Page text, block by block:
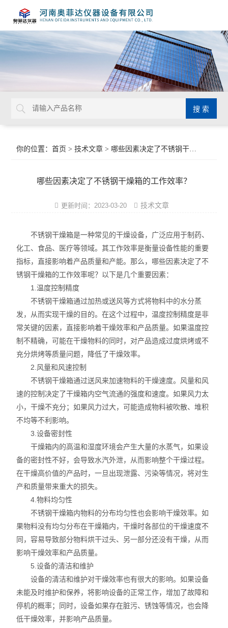
你的位置：首页 >技术文章 > 哪些因素决定了不锈钢干燥箱的工作效率？
哪些因素决定了不锈钢干燥箱的工作效率？
更新时间：2023-03-20 技术文章
不锈钢干燥箱是一种常见的干燥设备，广泛应用于制药、
化工、食品、医疗等领域。其工作效率是衡量设备性能的重要
指标，直接影响着产品质量和产能。那么，哪些因素决定了不
锈钢干燥箱的工作效率呢？以下是几个重要因素：
1.温度控制精度
不锈钢干燥箱通过加热或送风等方式将物料中的水分蒸
发，从而实现干燥的目的。在这个过程中，温度控制精度是非
常关键的因素，直接影响着干燥效率和产品质量。如果温度控
制不精确，可能在干燥物料的同时，对产品造成过度烘烤或不
充分烘烤等质量问题，降低了干燥效率。
2.风量和风速控制
不锈钢干燥箱通过送风来加速物料的干燥速度。风量和风
速的控制决定了干燥箱内空气流通的强度和速度。如果风力太
小，干燥不充分；如果风力过大，可能造成物料被吹散、堆积
不均等不利影响。
3.设备密封性
干燥箱内的高温和湿度环境会产生大量的水蒸气，如果设
备的密封性不好，会导致水汽外泄，从而影响整个干燥过程。
在干燥高价值的产品时，一旦出现泄露、污染等情况，将对生
产和质量带来重大的损失。
4.物料均匀性
不锈钢干燥箱内物料的分布均匀性也会影响干燥效率。如
果物料没有均匀分布在干燥箱内，干燥时各部位的干燥速度不
同，容易导致部分物料烘干过头、另一部分还没有干燥，从而
影响干燥效率和产品质量。
5.设备的清洁和维护
设备的清洁和维护对干燥效率也有很大的影响。如果设备
未能及时维护和保养，将影响设备的正常工作，增加了故障和
停机的概率；同时，设备如果存在脏污、锈蚀等情况，也会降
低干燥效率，并影响产品质量。